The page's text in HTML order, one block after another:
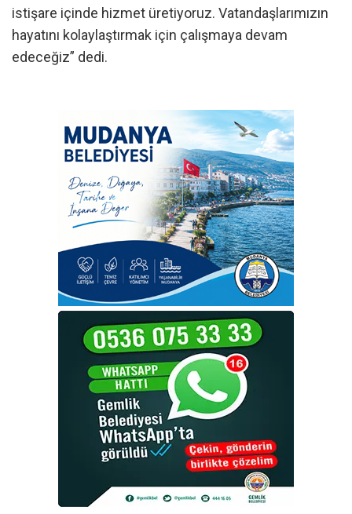
istişare içinde hizmet üretiyoruz. Vatandaşlarımızın
hayatını kolaylaştırmak için çalışmaya devam
edeceğiz” dedi.